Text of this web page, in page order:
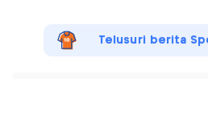
Telusuri berita